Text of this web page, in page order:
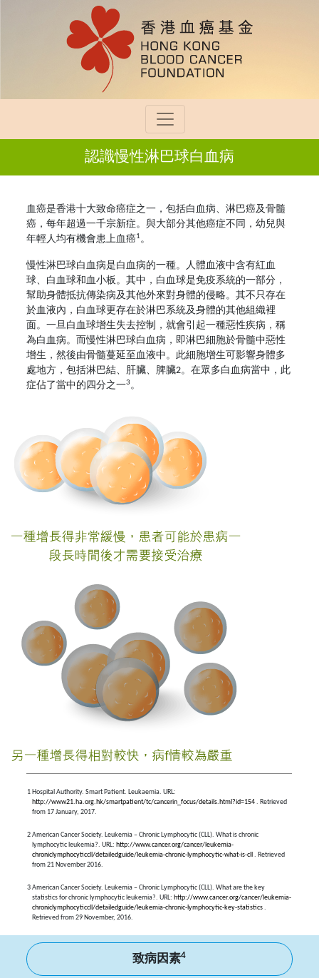
認識慢性淋巴球白血病
血癌是香港十大致命癌症之一，包括白血病、淋巴癌及骨髓
癌，每年超過一千宗新症。與大部分其他癌症不同，幼兒與
年輕人均有機會患上血癌1。
慢性淋巴球白血病是白血病的一種。人體血液中含有紅血
球、白血球和血小板。其中，白血球是免疫系統的一部分，
幫助身體抵抗傳染病及其他外來對身體的侵略。其不只存在
於血液內，白血球更存在於淋巴系統及身體的其他組織裡
面。一旦白血球增生失去控制，就會引起一種惡性疾病，稱
為白血病。而慢性淋巴球白血病，即淋巴細胞於骨髓中惡性
增生，然後由骨髓蔓延至血液中。此細胞增生可影響身體多
處地方，包括淋巴結、肝臟、脾臟2。在眾多白血病當中，此
症佔了當中的四分之一3。
1 Hospital Authority. Smart Patient. Leukaemia. URL:
http://www21.ha.org.hk/smartpatient/tc/cancerin_focus/details.html?id=154 . Retrieved
from 17 January, 2017.
2 American Cancer Society. Leukemia – Chronic Lymphocytic (CLL). What is chronic
lymphocytic leukemia?. URL: http://www.cancer.org/cancer/leukemia-
chroniclymphocyticcll/detailedguide/leukemia-chronic-lymphocytic-what-is-cll
. Retrieved
from 21 November 2016.
3 American Cancer Society. Leukemia – Chronic Lymphocytic (CLL). What are the key
statistics for chronic lymphocytic leukemia?. URL: http://www.cancer.org/cancer/leukemia-
chroniclymphocyticcll/detailedguide/leukemia-chronic-lymphocytic-key-statistics .
Retrieved from 29 November, 2016.
致病因素4